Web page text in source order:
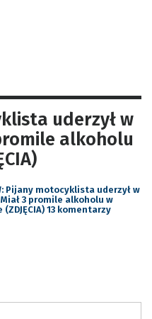
uderzył w
alkoholu
Pijany motocyklista uderzył w
3 promile alkoholu w
13 komentarzy